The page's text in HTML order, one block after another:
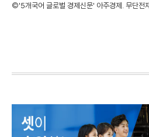
©'5개국어 글로벌 경제신문' 아주경제. 무단전